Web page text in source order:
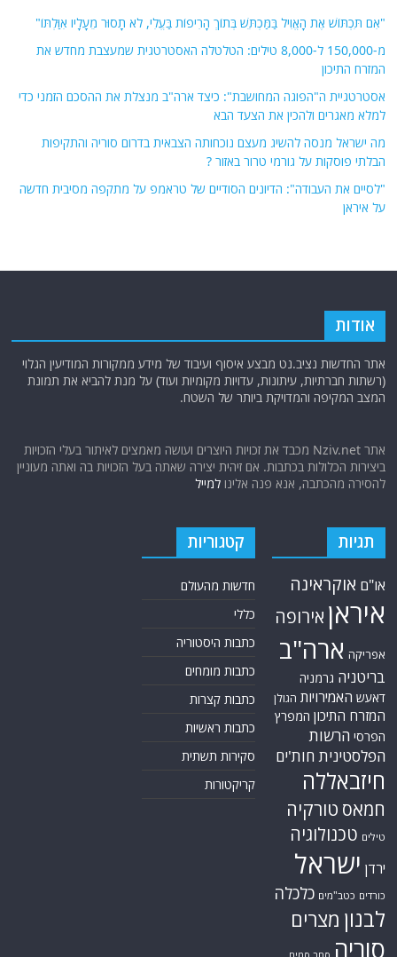
"אִם תִּכְתּוֹשׁ אֶת הָאֱוִיל בַּמַּכְתֵּשׁ בְּתוֹךְ הָרִיפוֹת בַּעֱלִי, לֹא תָסוּר מֵעָלָיו אִוַּלְתּוֹ"
מ-150,000 ל-8,000 טילים: הטלטלה האסטרטגית שמעצבת מחדש את
המזרח התיכון
אסטרטגיית ה"הפוגה המחושבת": כיצד ארה"ב מנצלת את ההסכם הזמני כדי
למלא מאגרים ולהכין את הצעד הבא
מה ישראל מנסה להשיג מעצם נוכחותה הצבאית בדרום סוריה והתקיפות
הבלתי פוסקות על גורמי טרור באזור ?
"לסיים את העבודה": הדיונים הסודיים של טראמפ על מתקפה מסיבית חדשה
על איראן
אודות
אתר החדשות נציב.נט מבצע איסוף ועיבוד של מידע ממקורות המודיעין הגלוי
(רשתות חברתיות, עיתונות, עדויות מקומיות ועוד) על מנת להביא את תמונת
המצב המקיפה והמדויקת ביותר של השטח.
אתר Nziv.net מכבד את זכויות היוצרים ועושה מאמצים לאיתור בעלי הזכויות
ביצירות הכלולות בכתבות. אם זיהית יצירה שאתה בעל הזכויות בה ואתה מעוניין
להסירה מהכתבה, אנא פנה אלינולמייל
תגיות
או"ם אוקראינה
איראן אירופה
אפריקה ארה"ב
בריטניה גרמניה
דאעש האמירויות הגולן
המזרח התיכון המפרץ
הפרסי הרשות
הפלסטינית חות'ים
חיזבאללה
חמאס טורקיה
טילים טכנולוגיה
ירדן ישראל
כורדים כטב"מים כלכלה
לבנון מצרים
סוריה
קטגוריות
חדשות מהעולם
כללי
כתבות היסטוריה
כתבות מומחים
כתבות קצרות
כתבות ראשיות
סקירות תשתית
קריקטורות